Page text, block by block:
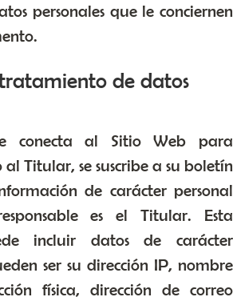
personales que le conciernen
de datos
conecta al Sitio Web para
Titular, se suscribe a su boletín
de carácter personal
es el Titular. Esta
incluir datos de carácter
ser su dirección IP, nombre
física, dirección de correo